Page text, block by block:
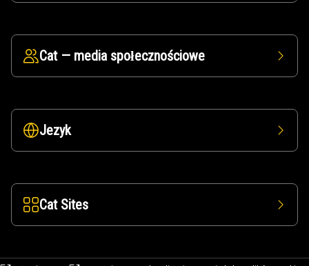
Cat — media społecznościowe
Jezyk
Cat Sites